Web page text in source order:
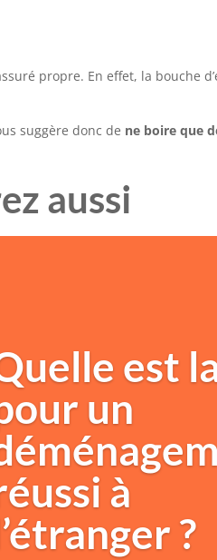
propre. En effet, la bouche
suggère donc de ne boire que
aussi
est
un
à
?